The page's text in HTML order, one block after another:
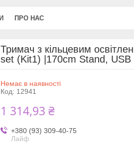
ПРО НАС
Тримач з кільцевим
set (Kit1) |170cm Stand, USB
Немає в наявності
Код: 12941
1 314,93 ₴
+380 (93) 309-40-75
Лайф